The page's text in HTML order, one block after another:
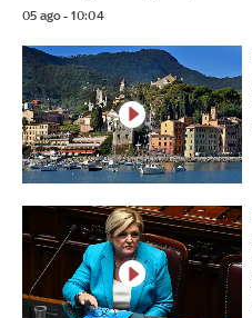
05 ago - 10:04